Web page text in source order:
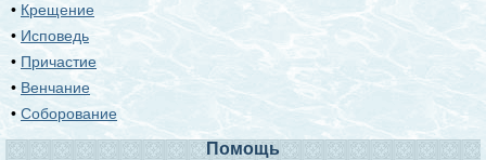
• Крещение
• Исповедь
• Причастие
• Венчание
•Соборование
Помощь